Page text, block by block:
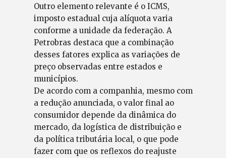
Outro elemento relevante é o ICMS,
imposto estadual cuja alíquota varia
conforme a unidade da federação. A
Petrobras destaca que a combinação
desses fatores explica as variações de
preço observadas entre estados e
municípios.
De acordo com a companhia, mesmo com
a redução anunciada, o valor final ao
consumidor depende da dinâmica do
mercado, da logística de distribuição e
da política tributária local, o que pode
fazer com que os reflexos do reajuste